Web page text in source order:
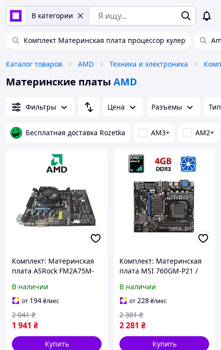
В категории
Комплект Материнская плата процессор кулер
Каталог товаров AMD Техника и электроника
Материнские платы AMD
Фильтры Цена Разъемы
Бесплатная доставка Rozetka AM3+ AM2+
Комплект: Материнская
плата ASRock FM2A75M-
ядра по 3.0 - 3.2 GHz) /
FM2 / AMD Radeon HD
7480D + Кулер
В наличии
от 194₴/мес
1 941 ₴
2 041 ₴
Купить
Комплект: Материнская
плата MSI 760GM-P21 /
245 (2 ядра по 2.9 GHz) / 4
GB DDR3 + Кулер
В наличии
от228₴/мес
2 281 ₴
2 381 ₴
Купить